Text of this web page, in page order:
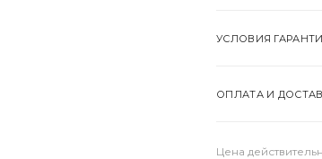
УСЛОВИЯ
ОПЛАТА И
Цена